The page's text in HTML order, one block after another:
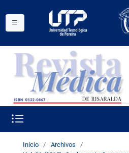
Inicio / Archivos
/